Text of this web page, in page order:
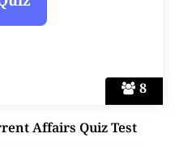
8
Affairs Quiz Test